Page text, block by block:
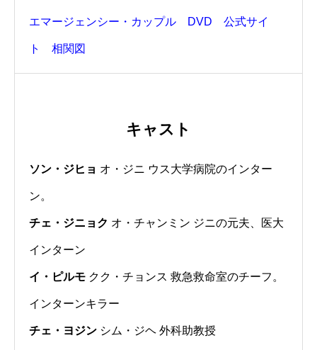
エマージェンシー・カップル DVD 公式サイ
ト 相関図
キャスト
ソン・ジヒョ オ・ジニ ウス大学病院のインター
ン。
チェ・ジニョク オ・チャンミン ジニの元夫、医大
インターン
イ・ピルモ クク・チョンス 救急救命室のチーフ。
インターンキラー
チェ・ヨジン シム・ジヘ 外科助教授